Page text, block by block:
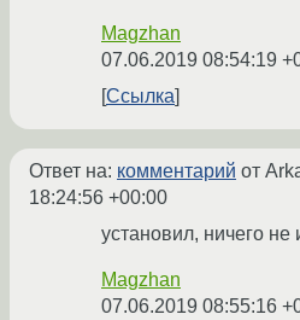
Magzhan
07.06.2019 08:54:19
Ссылка
Ответ на: комментарий от
18:24:56 +00:00
установил, ничего не
Magzhan
07.06.2019 08:55:16